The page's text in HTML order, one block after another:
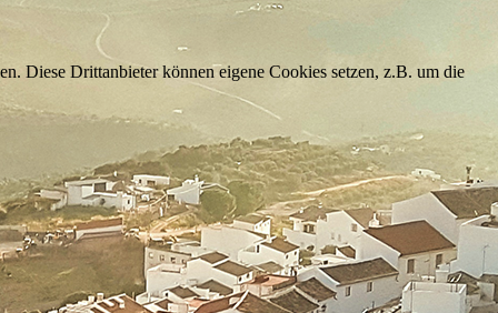
Diese Drittanbieter können eigene Cookies setzen, z.B. um die